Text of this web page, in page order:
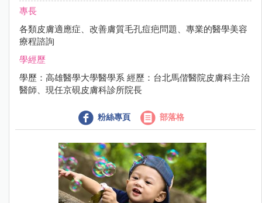
專長
各類皮膚適應症、改善膚質毛孔痘疤問題、專業的醫學美容
療程諮詢
學經歷
學歷：高雄醫學大學醫學系 經歷：台北馬偕醫院皮膚科主治
醫師、現任京硯皮膚科診所院長
粉絲專頁 部落格